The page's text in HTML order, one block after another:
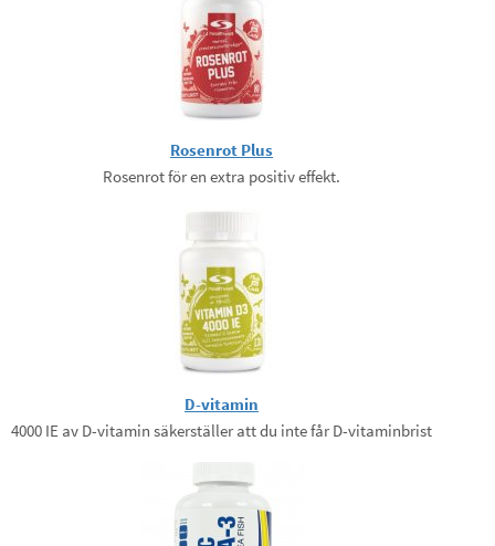
Rosenrot Plus
Rosenrot för en extra positiv effekt.
D-vitamin
4000 IE av D-vitamin säkerställer att du inte får D-vitaminbrist